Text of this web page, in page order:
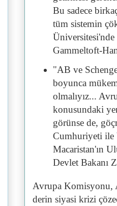
Bu sadece
tüm sistemin
Gammeltoft-
"AB ve
boyunca
olmalıyız...
konusundaki
görünse de,
Cumhuriyeti ile
Macaristan'ın
Devlet Bakanı
Avrupa Komisyonu,
derin siyasi krizi